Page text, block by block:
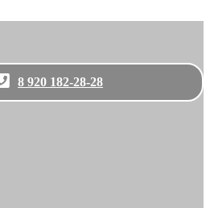
8 920 182-28-28